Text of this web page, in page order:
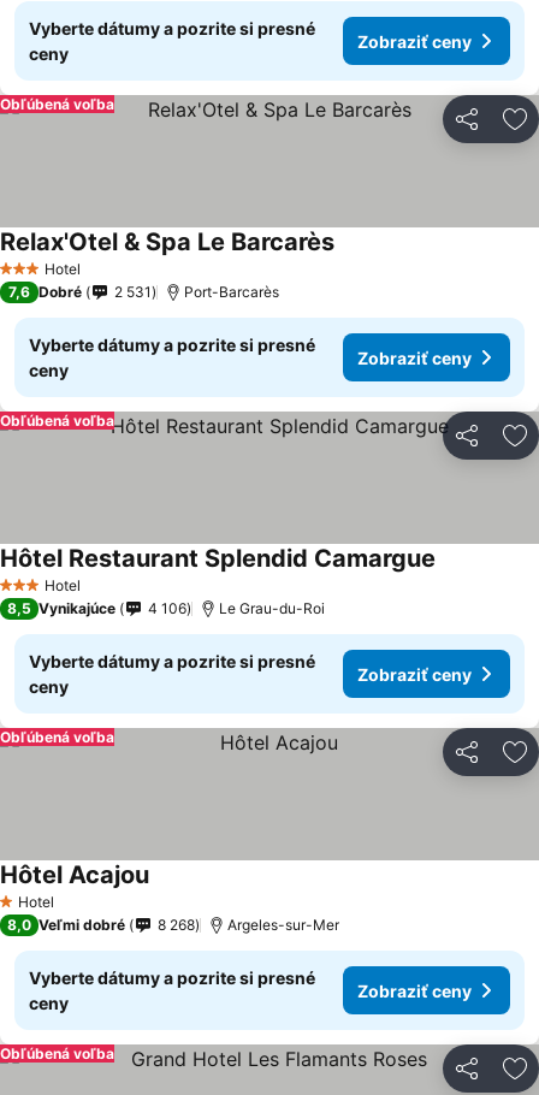
Vyberte dátumy a pozrite si presné
ceny
Zobraziť ceny
Zdieľať
Obľúbená voľba
3 Počet hviezdičiek
Hotel
Relax'Otel & Spa Le Barcarès
7,6 Dobré 2 531 Port-Barcarès
Vyberte dátumy a pozrite si presné
ceny
Zobraziť ceny
Zdieľať
Obľúbená voľba
3 Počet hviezdičiek
Hotel
Hôtel Restaurant Splendid Camargue
8,5 Vynikajúce 4 106 Le Grau-du-Roi
Vyberte dátumy a pozrite si presné
ceny
Zobraziť ceny
Zdieľať
Obľúbená voľba
1 Počet hviezdičiek
Hotel
Hôtel Acajou
8,0 Veľmi dobré 8 268 Argeles-sur-Mer
Vyberte dátumy a pozrite si presné
ceny
Zobraziť ceny
Zdieľať
Obľúbená voľba